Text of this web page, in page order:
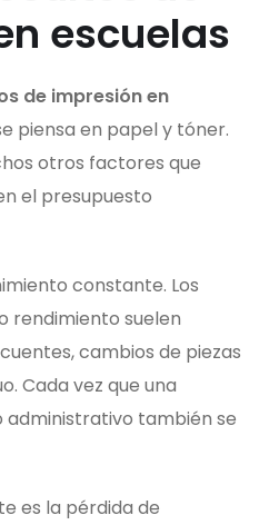
escuelas
de impresión en
piensa en papel y tóner.
otros factores que
el presupuesto
constante. Los
rendimiento suelen
cambios de piezas
Cada vez que una
también se
es la pérdida de